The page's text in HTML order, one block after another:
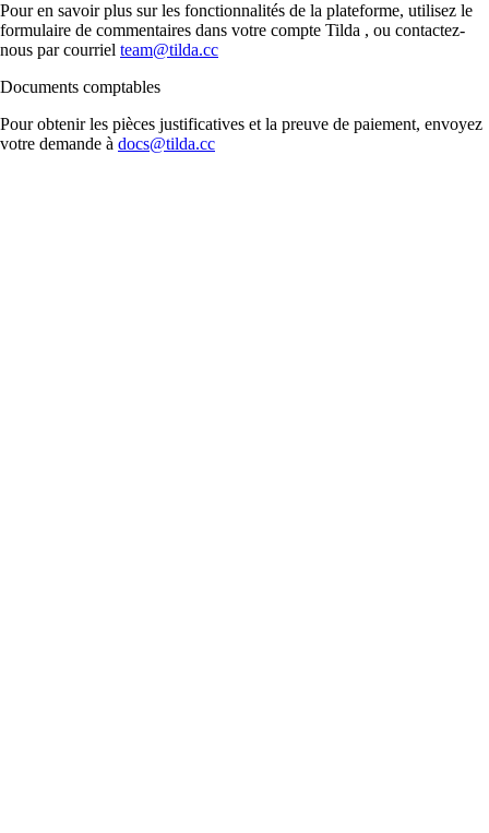
Pour en savoir plus sur les fonctionnalités de la plateforme, utilisez le
formulaire de commentaires dans votre compte Tilda , ou contactez-
nous par courriel team@tilda.cc
Documents comptables
Pour obtenir les pièces justificatives et la preuve de paiement, envoyez
votre demande à docs@tilda.cc